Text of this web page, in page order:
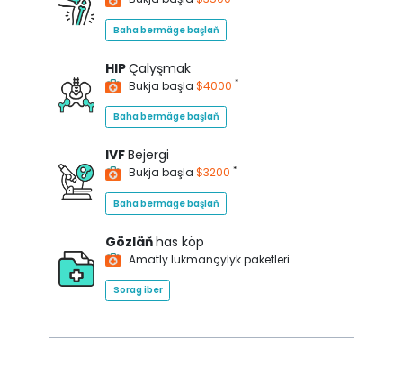
Baha bermäge başlaň
HIPÇalyşmak
Bukja başla $4000 *
Baha bermäge başlaň
IVFBejergi
Bukja başla $3200 *
Baha bermäge başlaň
Gözläňhas köp
Amatly lukmançylyk paketleri
Sorag iber